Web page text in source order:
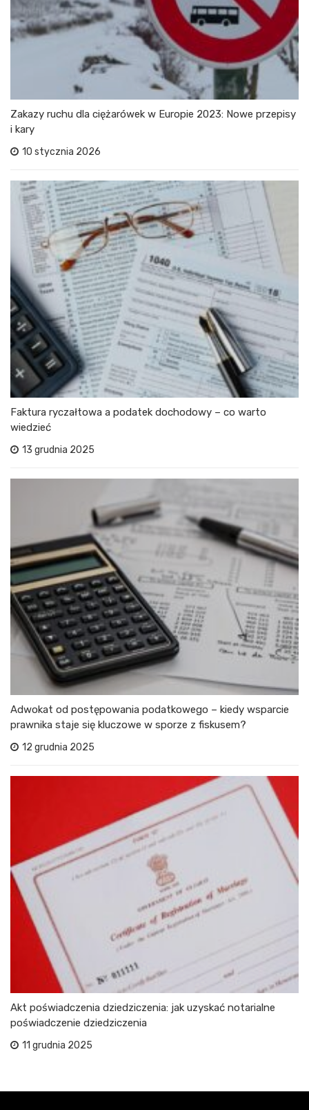
Zakazy ruchu dla ciężarówek w Europie 2023: Nowe przepisy
i kary
10 stycznia 2026
Faktura ryczałtowa a podatek dochodowy – co warto
wiedzieć
13 grudnia 2025
Adwokat od postępowania podatkowego – kiedy wsparcie
prawnika staje się kluczowe w sporze z fiskusem?
12 grudnia 2025
Akt poświadczenia dziedziczenia: jak uzyskać notarialne
poświadczenie dziedziczenia
11 grudnia 2025